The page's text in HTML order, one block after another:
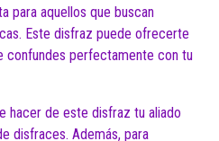
para aquellos que buscan
Este disfraz puede ofrecerte
confundes perfectamente con tu
hacer de este disfraz tu aliado
disfraces. Además, para